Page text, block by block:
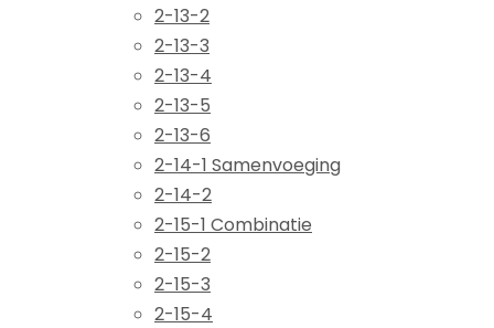
2-13-2
2-13-3
2-13-4
2-13-5
2-13-6
2-14-1 Samenvoeging
2-14-2
2-15-1 Combinatie
2-15-2
2-15-3
2-15-4